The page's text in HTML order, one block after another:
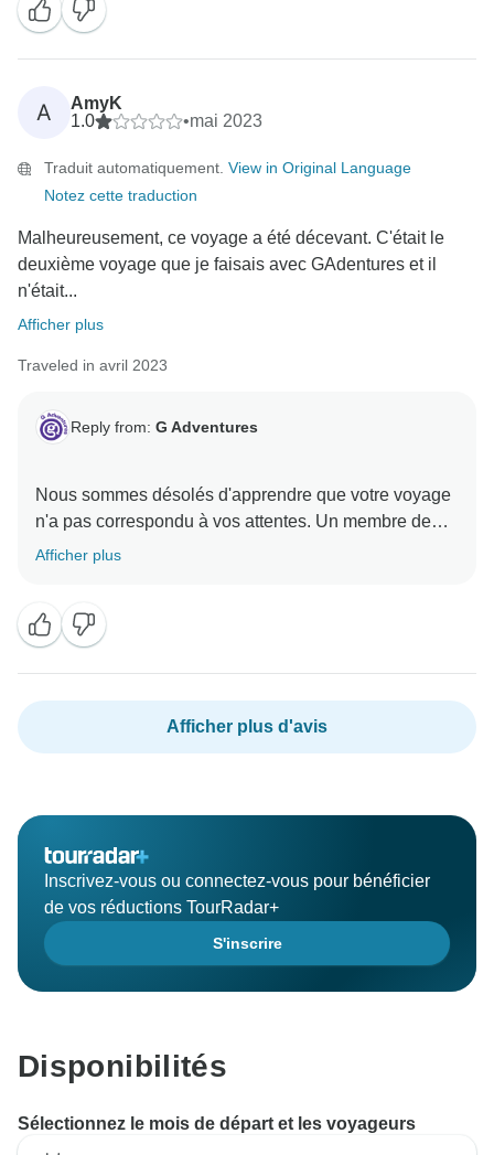
A
AmyK
1.0
•mai 2023
Traduit automatiquement. View in Original Language
Notez cette traduction
Malheureusement, ce voyage a été décevant. C'était le
deuxième voyage que je faisais avec GAdentures et il
n'était...
Afficher plus
Traveled in avril 2023
Reply from: G Adventures
Nous sommes désolés d'apprendre que votre voyage
n'a pas correspondu à vos attentes. Un membre de
notre équipe vous contactera pour discuter de vos
Afficher plus
Afficher plus d'avis
Inscrivez-vous ou connectez-vous pour bénéficier
de vos réductions TourRadar+
S'inscrire
Disponibilités
Sélectionnez le mois de départ et les voyageurs